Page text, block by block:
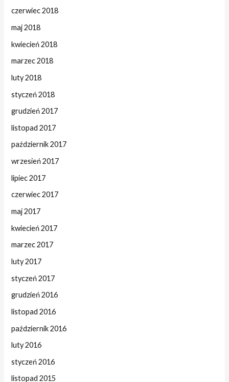
czerwiec 2018
maj 2018
kwiecień 2018
marzec 2018
luty 2018
styczeń 2018
grudzień 2017
listopad 2017
październik 2017
wrzesień 2017
lipiec 2017
czerwiec 2017
maj 2017
kwiecień 2017
marzec 2017
luty 2017
styczeń 2017
grudzień 2016
listopad 2016
październik 2016
luty 2016
styczeń 2016
listopad 2015